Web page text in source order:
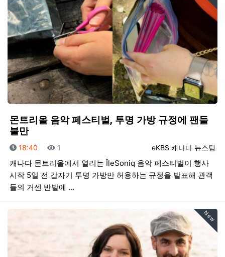
몬트리올 음악 페스티벌, 투명 가방 규정에 팬들
불만
등록자
eKBS 캐나다 뉴스팀
등록일
18:40 조회
1
캐나다 몬트리올에서 열리는 ÎleSoniq 음악 페스티벌이 행사
시작 5일 전 갑자기 투명 가방만 허용하는 규정을 발표해 관객
들의 거센 반발에 …
New